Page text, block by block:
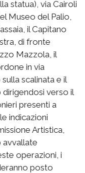
statua), via Cairoli
Museo del Palio,
il Capitano
di fronte
Mazzola, il
in via
scalinata e il
verso il
presenti a
indicazioni
Artistica,
avvallate
operazioni, i
posto